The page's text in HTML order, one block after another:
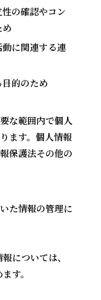
の確認やコン
に関連する連
的のため
な範囲内で個人
ます。個人情報
保護法その他の
た情報の管理に
については、
す。